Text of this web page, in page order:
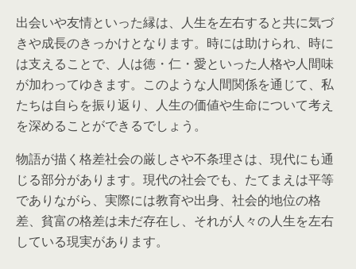
出会いや友情といった縁は、人生を左右すると共に気づ
きや成長のきっかけとなります。時には助けられ、時に
は支えることで、人は徳・仁・愛といった人格や人間味
が加わってゆきます。このような人間関係を通じて、私
たちは自らを振り返り、人生の価値や生命について考え
を深めることができるでしょう。
物語が描く格差社会の厳しさや不条理さは、現代にも通
じる部分があります。現代の社会でも、たてまえは平等
でありながら、実際には教育や出身、社会的地位の格
差、貧富の格差は未だ存在し、それが人々の人生を左右
している現実があります。